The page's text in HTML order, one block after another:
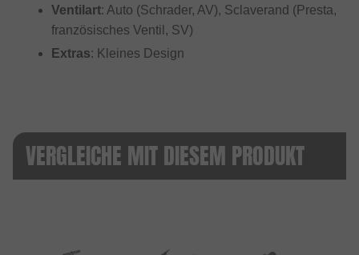
Ventilart: Auto (Schrader, AV), Sclaverand (Presta,
französisches Ventil, SV)
Extras: Kleines Design
VERGLEICHE MIT DIESEM PRODUKT